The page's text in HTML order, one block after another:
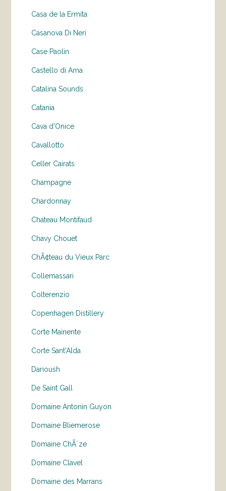
Casa de la Ermita
Casanova Di Neri
Case Paolin
Castello di Ama
Catalina Sounds
Catania
Cava d'Onice
Cavallotto
Celler Cairats
Champagne
Chardonnay
Chateau Montifaud
Chavy Chouet
ChÃ¢teau du Vieux Parc
Collemassari
Colterenzio
Copenhagen Distillery
Corte Mainente
Corte Sant'Alda
Darioush
De Saint Gall
Domaine Antonin Guyon
Domaine Bliemerose
Domaine ChÃ¨ze
Domaine Clavel
Domaine des Marrans